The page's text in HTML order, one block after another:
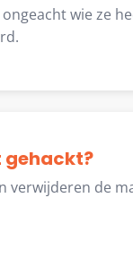
wie ze
gehackt?
verwijderen de